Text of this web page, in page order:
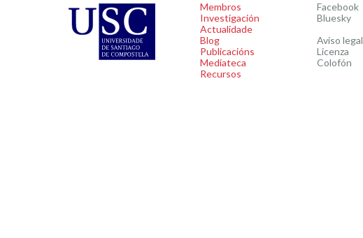
Membros
Investigación
Actualidade
Blog
Publicacións
Mediateca
Recursos
Facebook
Bluesky
Aviso legal
Licenza
Colofón